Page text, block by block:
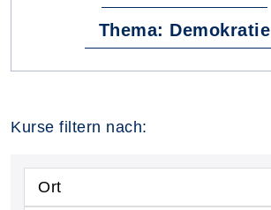
Thema: Demokratie
Kurse filtern nach:
Ort